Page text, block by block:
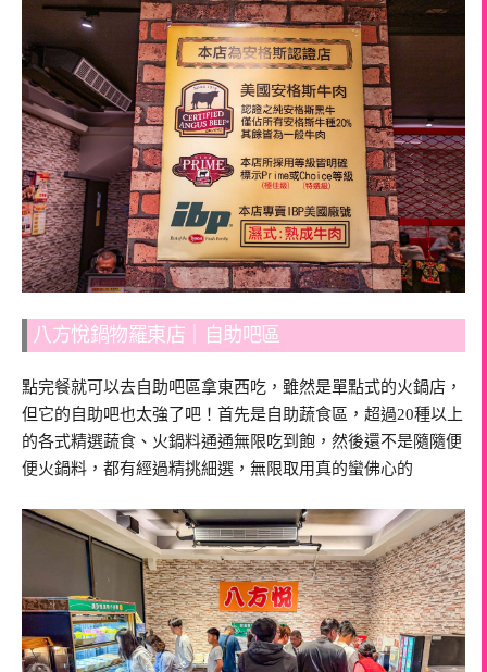
八方悅鍋物羅東店｜自助吧區
點完餐就可以去自助吧區拿東西吃，雖然是單點式的火鍋店，
但它的自助吧也太強了吧！首先是自助蔬食區，超過20種以上
的各式精選蔬食、火鍋料通通無限吃到飽，然後還不是隨隨便
便火鍋料，都有經過精挑細選，無限取用真的蠻佛心的